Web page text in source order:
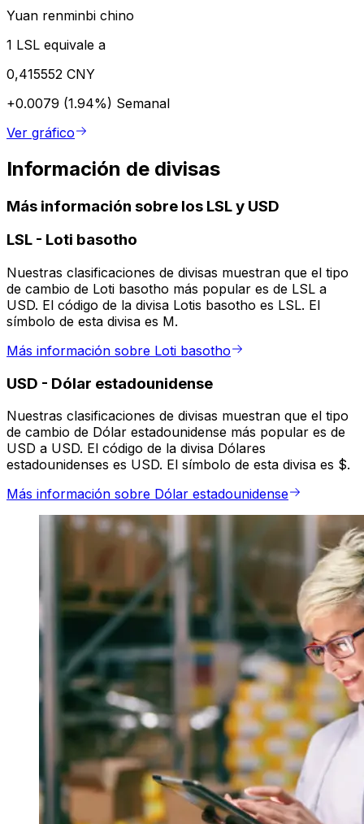
Yuan renminbi chino
1 LSL equivale a
0,415552 CNY
+0.0079 (1.94%) Semanal
Ver gráfico
Información de divisas
Más información sobre los LSL y USD
LSL - Loti basotho
Nuestras clasificaciones de divisas muestran que el tipo
de cambio de Loti basotho más popular es de LSL a
USD. El código de la divisa Lotis basotho es LSL. El
símbolo de esta divisa es M.
Más información sobre Loti basotho
USD - Dólar estadounidense
Nuestras clasificaciones de divisas muestran que el tipo
de cambio de Dólar estadounidense más popular es de
USD a USD. El código de la divisa Dólares
estadounidenses es USD. El símbolo de esta divisa es $.
Más información sobre Dólar estadounidense